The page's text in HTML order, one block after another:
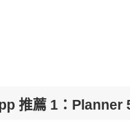
推薦 1：Planner